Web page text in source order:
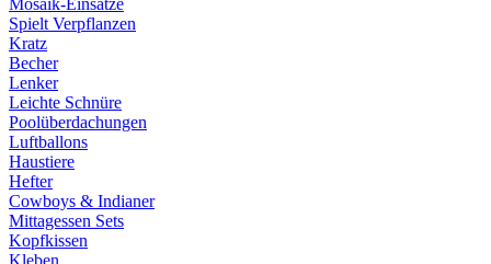
Mosaik-Einsätze
Spielt Verpflanzen
Kratz
Becher
Lenker
Leichte Schnüre
Poolüberdachungen
Luftballons
Haustiere
Hefter
Cowboys & Indianer
Mittagessen Sets
Kopfkissen
Kleben